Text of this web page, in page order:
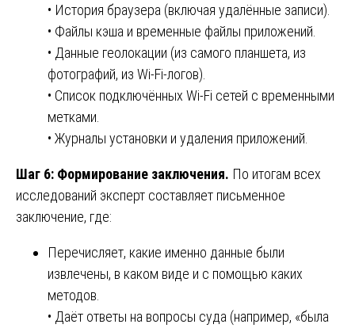
• История браузера (включая удалённые записи).
• Файлы кэша и временные файлы приложений.
• Данные геолокации (из самого планшета, из
фотографий, из Wi-Fi-логов).
• Список подключённых Wi-Fi сетей с временными
метками.
• Журналы установки и удаления приложений.
Шаг 6: Формирование заключения. По итогам всех
исследований эксперт составляет письменное
заключение, где:
Перечисляет, какие именно данные были
извлечены, в каком виде и с помощью каких
методов.
• Даёт ответы на вопросы суда (например, «была